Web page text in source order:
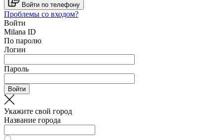
Войти по телефону
Проблемы со входом?
Войти
Milana ID
По паролю
Логин
Пароль
Войти
Укажите свой город
Название города